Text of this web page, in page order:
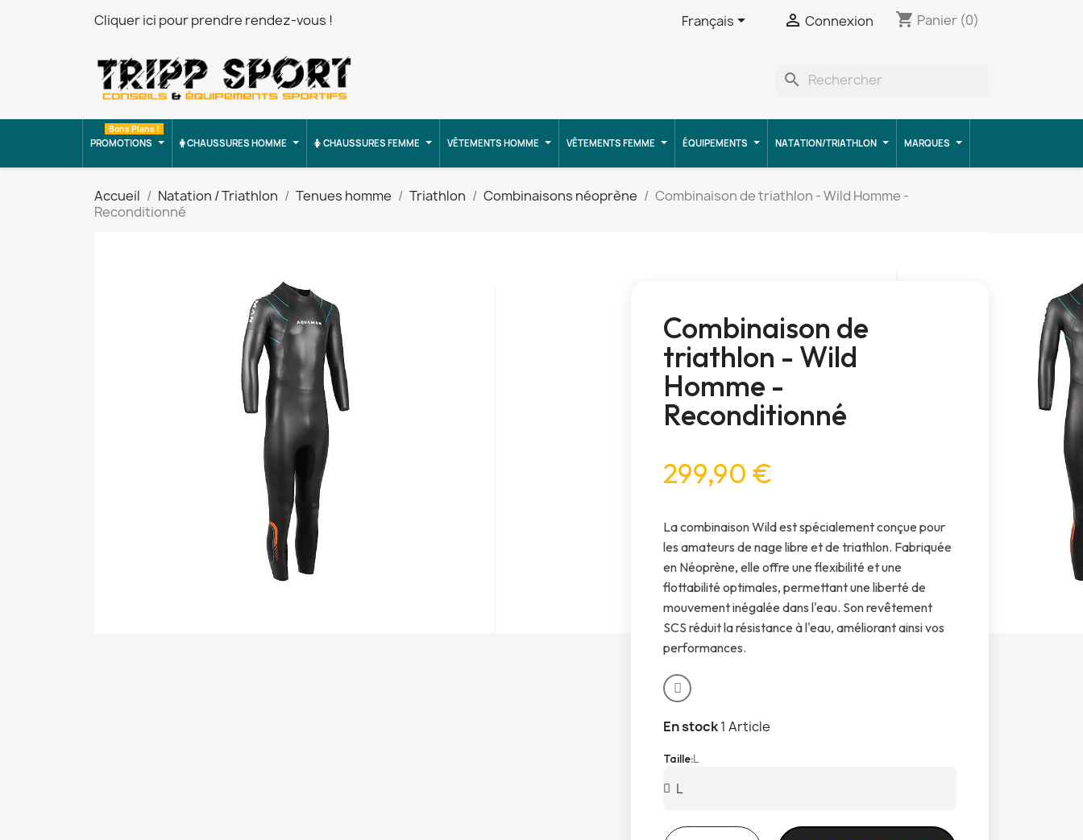
Cliquer ici pour prendre rendez-vous ! Français  Connexion shopping_cart Panier (0)
search
PROMOTIONS
Bons Plans !
CHAUSSURES HOMME CHAUSSURES FEMME VÊTEMENTS HOMME VÊTEMENTS FEMME ÉQUIPEMENTS NATATION/TRIATHLON MARQUES
Accueil Natation / Triathlon Tenues homme Triathlon Combinaisons néoprène
Combinaison de triathlon - Wild Homme -
Reconditionné
Combinaison de
triathlon - Wild
Homme -
Reconditionné
299,90 €
La combinaison Wild est spécialement conçue pour
les amateurs de nage libre et de triathlon. Fabriquée
en Néoprène, elle offre une flexibilité et une
flottabilité optimales, permettant une liberté de
mouvement inégalée dans l'eau. Son revêtement
SCS réduit la résistance à l'eau, améliorant ainsi vos
performances.
En stock1 Article
Taille L